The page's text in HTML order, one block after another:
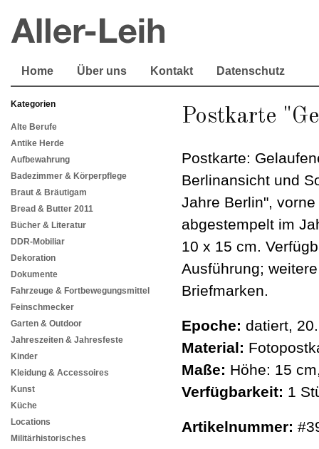
Home Über uns Kontakt Datenschutz
Kategorien
Alte Berufe
Antike Herde
Aufbewahrung
Badezimmer & Körperpflege
Braut & Bräutigam
Bread & Butter 2011
Bücher & Literatur
DDR-Mobiliar
Dekoration
Dokumente
Fahrzeuge & Fortbewegungsmittel
Feinschmecker
Garten & Outdoor
Jahreszeiten & Jahresfeste
Kinder
Kleidung & Accessoires
Kunst
Küche
Locations
Militärhistorisches
Postkarte
Postkarte:
Berlinansicht und
Jahre Berlin",
abgestempelt im
10 x 15 cm.
Ausführung;
Briefmarken.
Epoche: datiert,
Material:
Maße: Höhe: 15
Verfügbarkeit: 1
Artikelnummer: